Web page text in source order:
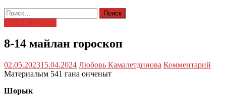
Найти:
8-14 майлан гороскоп
02.05.202315.04.2024 Любовь Камалетдинова Комментарий
Материалым 541 гана онченыт
Шорык